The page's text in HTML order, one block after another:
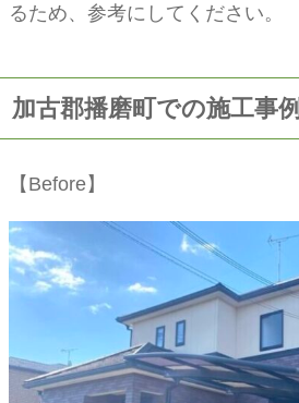
るため、参考にしてください。
加古郡播磨町での施工事例
【Before】